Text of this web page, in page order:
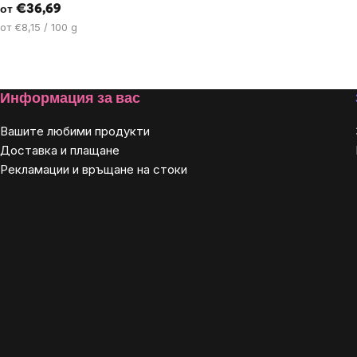
от €36,69
Цена
от €8,15 / 100 g
Footer
Информация за вас
Вашите любими продукти
Доставка и плащане
Рекламации и връщане на стоки